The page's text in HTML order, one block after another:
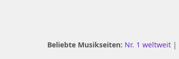
Beliebte Musikseiten: Nr. 1 weltweit |